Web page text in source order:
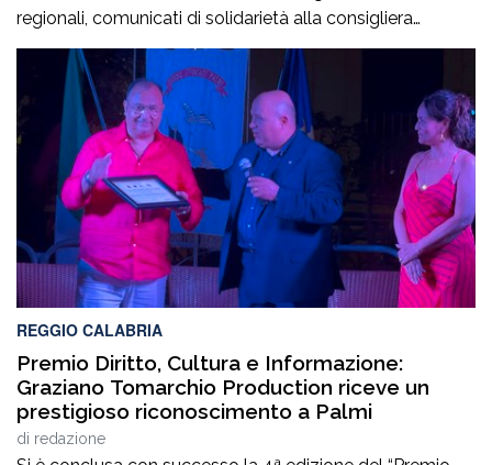
regionali, comunicati di solidarietà alla consigliera
comunale Margherita Mazzeo in relazione al
danneggiamento di un’autovettura nella disponibilità
della sua famiglia. La tempistica con cui il Sindaco e
l’Amministrazione Comunale intervengono
pubblicamente sulla vicenda non è dovuta a esitazione
o disinteresse, […]
REGGIO CALABRIA
Premio Diritto, Cultura e Informazione:
Graziano Tomarchio Production riceve un
prestigioso riconoscimento a Palmi
di redazione